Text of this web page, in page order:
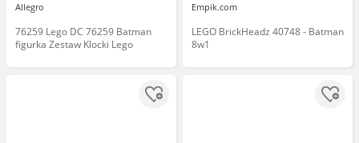
Allegro
76259 Lego DC 76259 Batman
figurka Zestaw Klocki Lego
Empik.com
LEGO BrickHeadz 40748 - Batman
8w1